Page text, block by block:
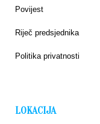
Povijest
Riječ predsjednika
Politika privatnosti
LOKACIJA